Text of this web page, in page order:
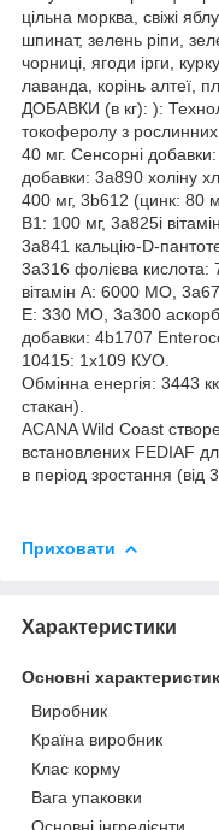
цільна морква, свіжі
шпинат, зелень ріпи,
чорниці, ягоди ірги,
лаванда, корінь алтеї,
ДОБАВКИ (в кг): ):
токоферолу з
40 мг. Сенсорні
добавки: 3a890 холіну
400 мг, 3b612 (цинк: 80
В1: 100 мг, 3a825i
3a841 кальцію-D-
3a316 фолієва кислота:
вітамін А: 6000 МО,
Е: 330 МО, 3а300
добавки: 4b1707
10415: 1x109 КУО.
Обмінна енергія: 3443
стакан).
ACANA Wild Coast
встановлених FEDIAF
в період зростання (від
Приховати
Характеристики
Основні
Виробник
Країна виробник
Клас корму
Вага упаковки
Основні інгредієнти